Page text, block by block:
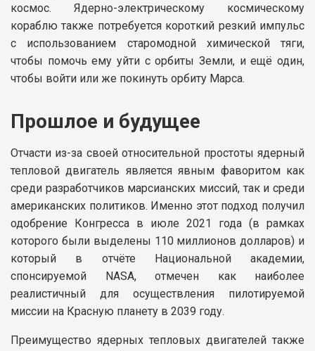
космос. Ядерно-электрическому космическому
кораблю также потребуется короткий резкий импульс
с использованием старомодной химической тяги,
чтобы помочь ему уйти с орбиты Земли, и ещё один,
чтобы войти или же покинуть орбиту Марса.
Прошлое и будущее
Отчасти из-за своей относительной простоты ядерный
тепловой двигатель является явным фаворитом как
среди разработчиков марсианских миссий, так и среди
американских политиков. Именно этот подход получил
одобрение Конгресса в июле 2021 года (в рамках
которого были выделены 110 миллионов долларов) и
который в отчёте Национальной академии,
спонсируемой NASA, отмечен как наиболее
реалистичный для осуществления пилотируемой
миссии на Красную планету в 2039 году.
Преимущество ядерных тепловых двигателей также